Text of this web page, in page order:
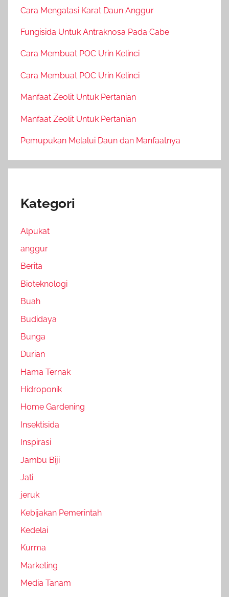
Cara Mengatasi Karat Daun Anggur
Fungisida Untuk Antraknosa Pada Cabe
Cara Membuat POC Urin Kelinci
Cara Membuat POC Urin Kelinci
Manfaat Zeolit Untuk Pertanian
Manfaat Zeolit Untuk Pertanian
Pemupukan Melalui Daun dan Manfaatnya
Kategori
Alpukat
anggur
Berita
Bioteknologi
Buah
Budidaya
Bunga
Durian
Hama Ternak
Hidroponik
Home Gardening
Insektisida
Inspirasi
Jambu Biji
Jati
jeruk
Kebijakan Pemerintah
Kedelai
Kurma
Marketing
Media Tanam